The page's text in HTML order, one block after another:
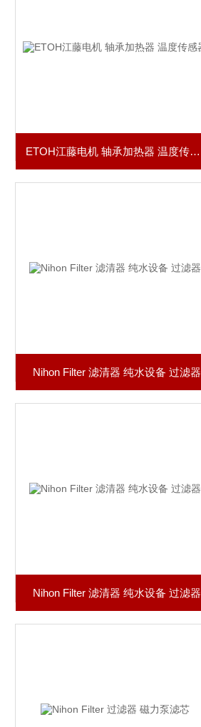
ETOH江藤电机 轴承加热器 温度传感器
Nihon Filter 滤清器 纯水设备 过滤器
Nihon Filter 滤清器 纯水设备 过滤器